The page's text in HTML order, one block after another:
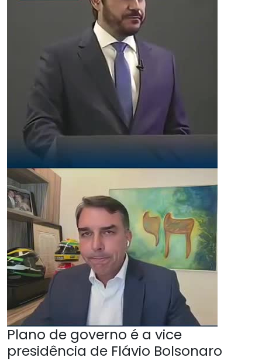
Plano de governo é a vice
presidência de Flávio Bolsonaro